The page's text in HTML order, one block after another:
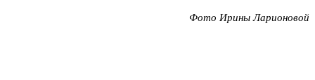
Фото Ирины Ларионовой